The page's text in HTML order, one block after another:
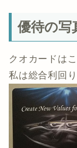
優待の写
クオカードは
私は総合利回